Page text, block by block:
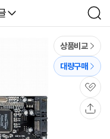
검
색
상품비교
대량구매
관
심